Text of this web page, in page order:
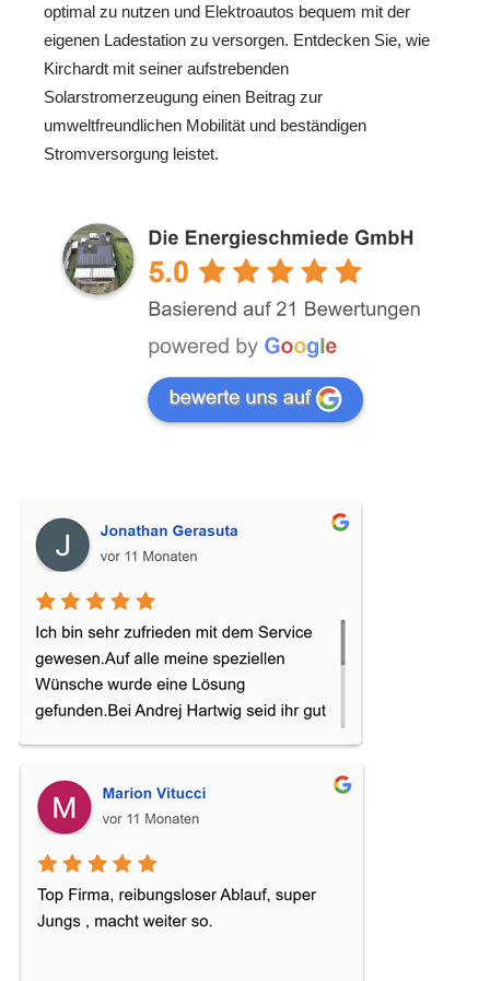
optimal zu nutzen und Elektroautos bequem mit der
eigenen Ladestation zu versorgen. Entdecken Sie, wie
Kirchardt mit seiner aufstrebenden
Solarstromerzeugung einen Beitrag zur
umweltfreundlichen Mobilität und beständigen
Stromversorgung leistet.